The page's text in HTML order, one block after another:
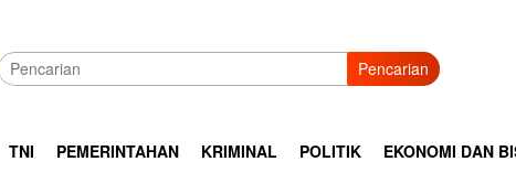
Pencarian
TNI PEMERINTAHAN KRIMINAL POLITIK EKONOMI DAN